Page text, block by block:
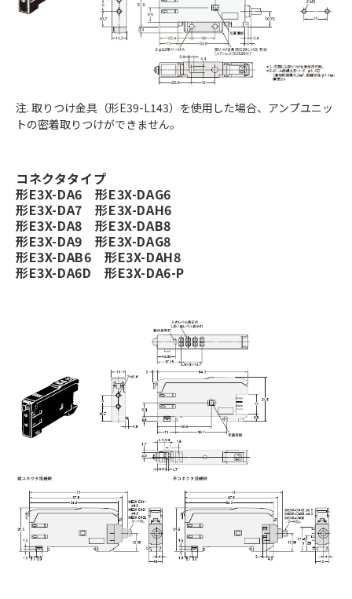
注. 取りつけ金具（形E39-L143）を使用した場合、アンプユニッ
トの密着取りつけができません。
コネクタタイプ
形E3X-DA6 形E3X-DAG6
形E3X-DA7 形E3X-DAH6
形E3X-DA8 形E3X-DAB8
形E3X-DA9 形E3X-DAG8
形E3X-DAB6 形E3X-DAH8
形E3X-DA6D 形E3X-DA6-P